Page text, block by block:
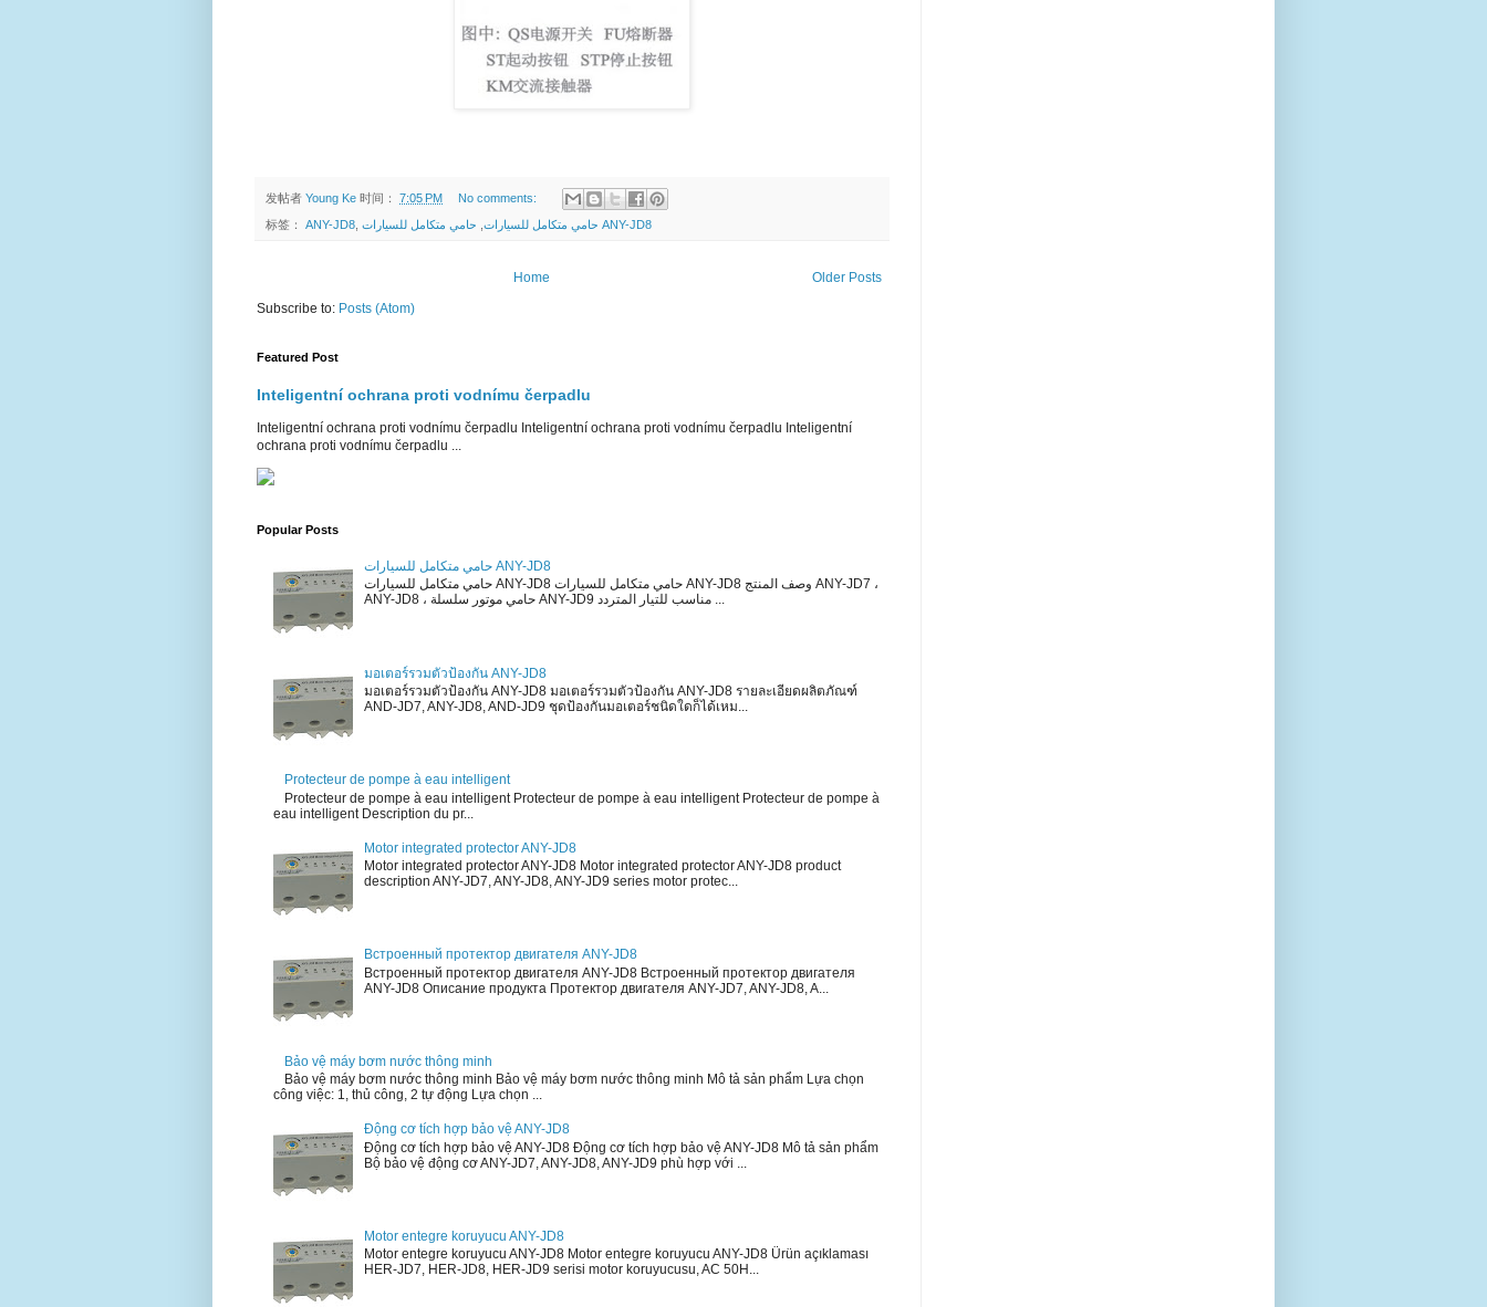
发帖者 Young Ke 时间： 7:05 PM No comments:
标签： ANY-JD8 حامي متكامل للسيارات حامي متكامل للسيارات ANY-JD8
Older Posts
Home
Subscribe to: Posts (Atom)
Featured Post
Inteligentní ochrana proti vodnímu čerpadlu
Inteligentní ochrana proti vodnímu čerpadlu Inteligentní ochrana proti vodnímu čerpadlu Inteligentní
ochrana proti vodnímu čerpadlu ...
Popular Posts
حامي متكامل للسيارات ANY-JD8
حامي متكامل للسيارات ANY-JD8 حامي متكامل للسيارات ANY-JD8 وصف المنتج ANY-JD7 ،
ANY-JD8 ، حامي موتور سلسلة ANY-JD9 مناسب للتيار المتردد ...
มอเตอร์รวมตัวป้องกัน ANY-JD8
มอเตอร์รวมตัวป้องกัน ANY-JD8 มอเตอร์รวมตัวป้องกัน ANY-JD8 รายละเอียดผลิตภัณฑ์
AND-JD7, ANY-JD8, AND-JD9 ชุดป้องกันมอเตอร์ชนิดใดก็ได้เหม...
Protecteur de pompe à eau intelligent
Protecteur de pompe à eau intelligent Protecteur de pompe à eau intelligent Protecteur de pompe à
eau intelligent Description du pr...
Motor integrated protector ANY-JD8
Motor integrated protector ANY-JD8 Motor integrated protector ANY-JD8 product
description ANY-JD7, ANY-JD8, ANY-JD9 series motor protec...
Встроенный протектор двигателя ANY-JD8
Встроенный протектор двигателя ANY-JD8 Встроенный протектор двигателя
ANY-JD8 Описание продукта Протектор двигателя ANY-JD7, ANY-JD8, A...
Bảo vệ máy bơm nước thông minh
Bảo vệ máy bơm nước thông minh Bảo vệ máy bơm nước thông minh Mô tả sản phẩm Lựa chọn
công việc: 1, thủ công, 2 tự động Lựa chọn ...
Động cơ tích hợp bảo vệ ANY-JD8
Động cơ tích hợp bảo vệ ANY-JD8 Động cơ tích hợp bảo vệ ANY-JD8 Mô tả sản phẩm
Bộ bảo vệ động cơ ANY-JD7, ANY-JD8, ANY-JD9 phù hợp với ...
Motor entegre koruyucu ANY-JD8
Motor entegre koruyucu ANY-JD8 Motor entegre koruyucu ANY-JD8 Ürün açıklaması
HER-JD7, HER-JD8, HER-JD9 serisi motor koruyucusu, AC 50H...